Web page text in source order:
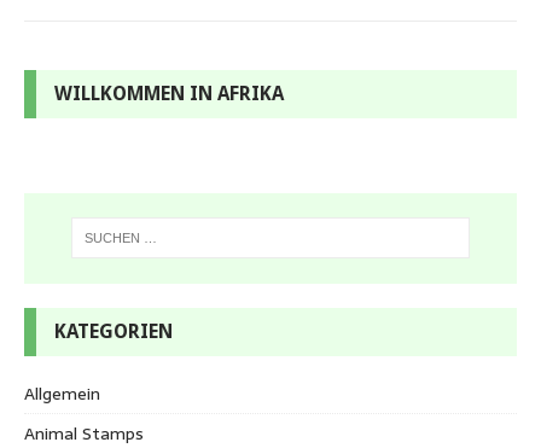
WILLKOMMEN IN AFRIKA
KATEGORIEN
Allgemein
Animal Stamps